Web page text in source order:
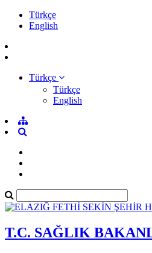
Türkçe
English
Türkçe
Türkçe
English
T.C. SAĞLIK